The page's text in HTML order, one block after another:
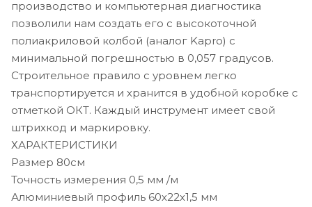
производство и компьютерная диагностика
позволили нам создать его с высокоточной
полиакриловой колбой (аналог Kapro) с
минимальной погрешностью в 0,057 градусов.
Строительное правило с уровнем легко
транспортируется и хранится в удобной коробке с
отметкой ОКТ. Каждый инструмент имеет свой
штрихкод и маркировку.
ХАРАКТЕРИСТИКИ
Размер 80см
Точность измерения 0,5 мм /м
Алюминиевый профиль 60х22х1,5 мм